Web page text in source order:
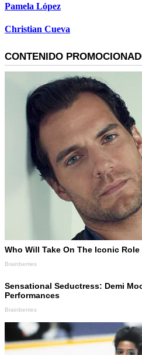
Pamela López
Christian Cueva